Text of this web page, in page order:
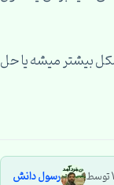
بیشتر میشه یا حل
رسول دانش